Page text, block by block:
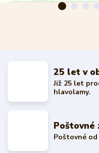
25 let v
Již 25 let
hlavolamy.
Poštovné
Poštovné od